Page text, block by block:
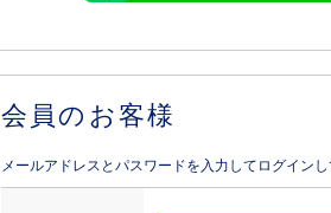
会員のお客様
メールアドレスとパスワードを入力してログインし